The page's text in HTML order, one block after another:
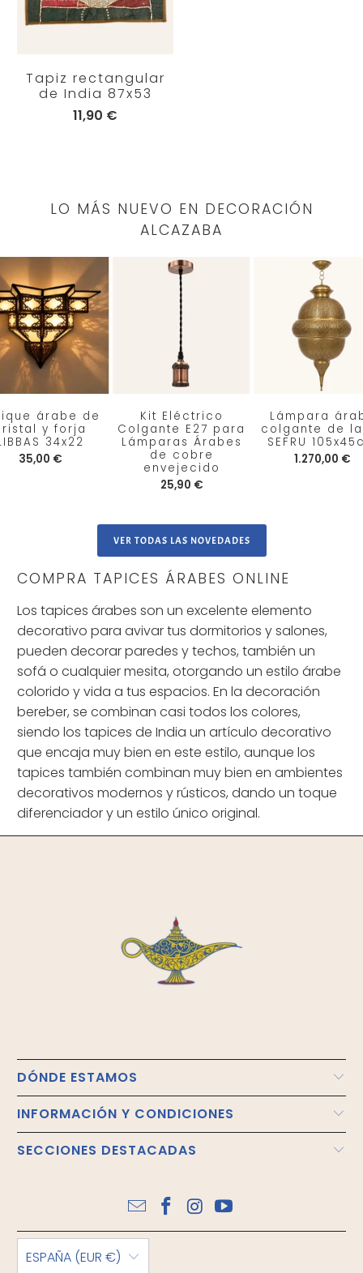
Tapiz rectangular
de India 87x53
11,90 €
LO MÁS NUEVO EN DECORACIÓN
ALCAZABA
árabe de
y forja
34x22
35,00 €
Kit Eléctrico
Colgante E27 para
Lámparas Árabes
de cobre
envejecido
25,90 €
Lámpara
colgante de
SEFRU
1.270,00 €
VER TODAS LAS NOVEDADES
COMPRA TAPICES ÁRABES ONLINE
Los tapices árabes son un excelente elemento
decorativo para avivar tus dormitorios y salones,
pueden decorar paredes y techos, también un
sofá o cualquier mesita, otorgando un estilo árabe
colorido y vida a tus espacios. En la decoración
bereber, se combinan casi todos los colores,
siendo los tapices de India un artículo decorativo
que encaja muy bien en este estilo, aunque los
tapices también combinan muy bien en ambientes
decorativos modernos y rústicos, dando un toque
diferenciador y un estilo único original.
DÓNDE ESTAMOS
INFORMACIÓN Y CONDICIONES
SECCIONES DESTACADAS
ESPAÑA (EUR €)